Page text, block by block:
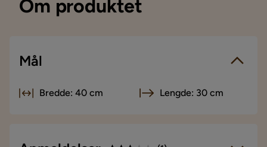
Om produktet
Mål
Bredde: 40 cm Lengde: 30 cm